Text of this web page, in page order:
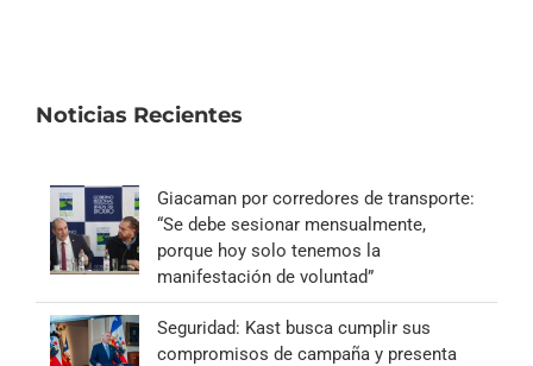
Noticias Recientes
Giacaman por corredores de transporte:
“Se debe sesionar mensualmente,
porque hoy solo tenemos la
manifestación de voluntad”
Seguridad: Kast busca cumplir sus
compromisos de campaña y presenta